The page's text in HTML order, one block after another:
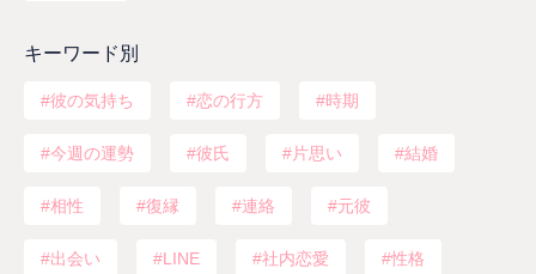
キーワード別
彼の気持ち 恋の行方 時期
今週の運勢 彼氏 片思い 結婚
相性 復縁 連絡 元彼
出会い LINE 社内恋愛 性格